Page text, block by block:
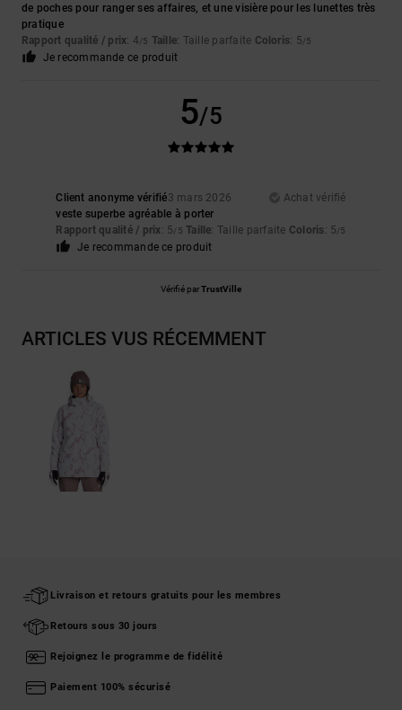
de poches pour ranger ses affaires, et une visière pour les lunettes très
pratique
Rapport qualité / prix: 4/5 Taille: Taille parfaite Coloris: 5/5
Je recommande ce produit
5/5
Client anonyme vérifié3 mars 2026
Achat vérifié
veste superbe agréable à porter
Rapport qualité / prix: 5/5 Taille: Taille parfaite Coloris: 5/5
Je recommande ce produit
Vérifié parTrustVille
ARTICLES VUS RÉCEMMENT
Livraison et retours gratuits pour les membres
Retours sous 30 jours
Rejoignez le programme de fidélité
Paiement 100% sécurisé